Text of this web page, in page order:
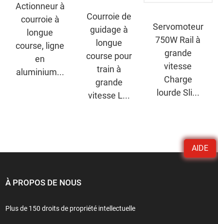
AIDE
Actionneur à
courroie à
longue
course, ligne
en
aluminium...
Courroie de
guidage à
longue
course pour
train à
grande
vitesse L...
Servomoteur
750W Rail à
grande
vitesse
Charge
lourde Sli...
À PROPOS DE NOUS
Plus de 150 droits de propriété intellectuelle